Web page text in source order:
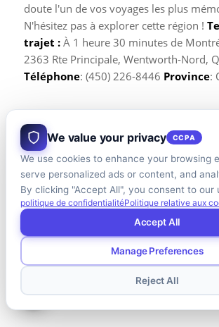
doute l'un de vos voyages les plus
N'hésitez pas à explorer cette région !
trajet : À 1 heure 30 minutes de
2363 Rte Principale, Wentworth-Nord,
Téléphone: (450) 226-8446 Province:
We value your privacy CCPA
We use cookies to enhance your browsing
serve personalized ads or content, and
By clicking "Accept All", you consent to our
politique de confidentialitéPolitique relative aux
Accept All
Manage Preferences
Reject All